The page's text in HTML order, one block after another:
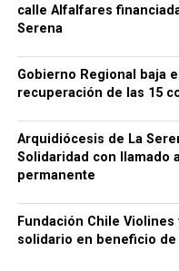
calle Alfalfares
Serena
Gobierno Regional baja
recuperación de las 15
Arquidiócesis de La
Solidaridad con llamado
permanente
Fundación Chile
solidario en beneficio